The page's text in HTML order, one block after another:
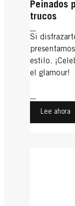
Peinados
trucos
...
Si
estilo.
el glamour!
...
Lee ahora